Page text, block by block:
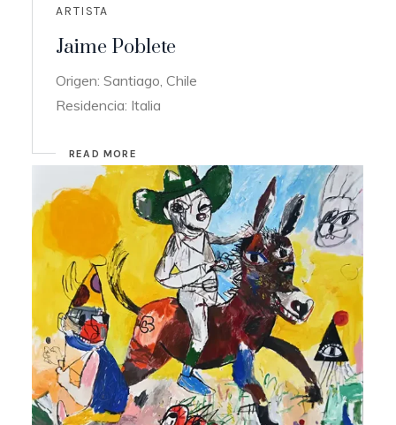
ARTISTA
Jaime Poblete
Origen: Santiago, Chile
Residencia: Italia
READ MORE